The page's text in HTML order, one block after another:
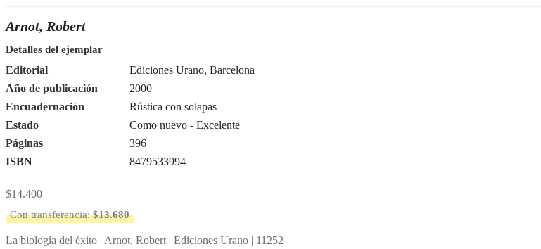
Arnot, Robert
Detalles del ejemplar
Editorial
Ediciones Urano, Barcelona
Año de publicación
2000
Encuadernación
Rústica con solapas
Estado
Como nuevo - Excelente
Páginas
396
ISBN
8479533994
$14.400
Con transferencia:$13.680
La biología del éxito | Arnot, Robert | Ediciones Urano | 11252